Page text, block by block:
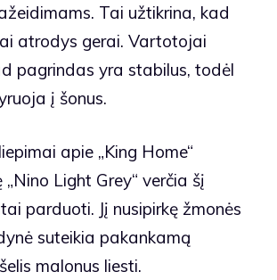
Tai užtikrina, kad
atrodys gerai. Vartotojai
pagrindas yra stabilus, todėl
į šonus.
apie „King Home“
Light Grey“ verčia šį
parduoti. Jį nusipirkę žmonės
suteikia pakankamą
malonus liesti.